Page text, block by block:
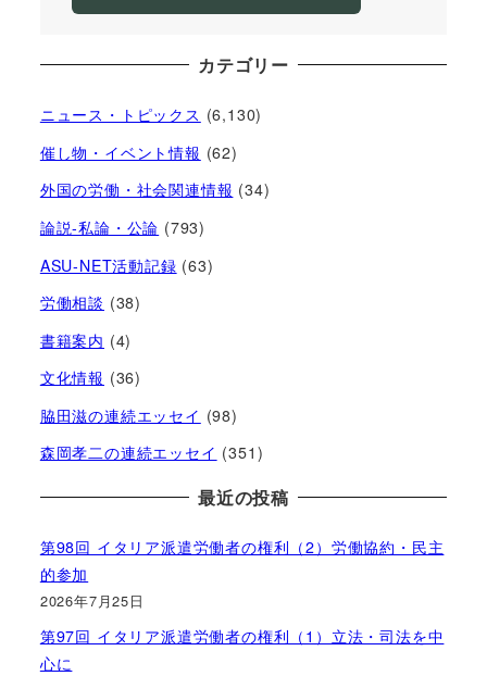
カテゴリー
ニュース・トピックス (6,130)
催し物・イベント情報 (62)
外国の労働・社会関連情報 (34)
論説-私論・公論 (793)
ASU-NET活動記録 (63)
労働相談 (38)
書籍案内 (4)
文化情報 (36)
脇田滋の連続エッセイ (98)
森岡孝二の連続エッセイ (351)
最近の投稿
第98回 イタリア派遣労働者の権利（2）労働協約・民主
的参加
2026年7月25日
第97回 イタリア派遣労働者の権利（1）立法・司法を中
心に